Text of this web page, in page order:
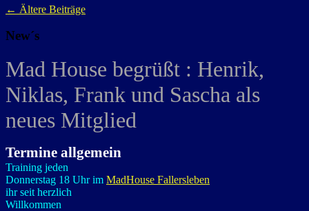
← Ältere Beiträge
New´s
Mad House begrüßt : Henrik,
Niklas, Frank und Sascha als
neues Mitglied
Termine allgemein
Training jeden
Donnerstag 18 Uhr im MadHouse Fallersleben
ihr seit herzlich
Willkommen